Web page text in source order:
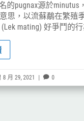
的pugnax源於minutus
意思，以流蘇鷸在繁殖
mating) 好爭鬥的
8 月 29, 2021 |  0